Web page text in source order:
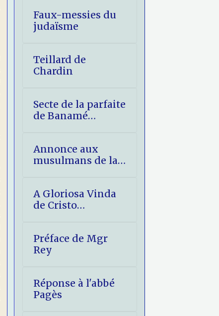
Faux-messies du
judaïsme
Teillard de
Chardin
Secte de la parfaite
de Banamé
réponse
Annonce aux
musulmans de la
A Gloriosa Vinda
de Cristo
Préface de Mgr
Rey
Réponse à l'abbé
Pagès